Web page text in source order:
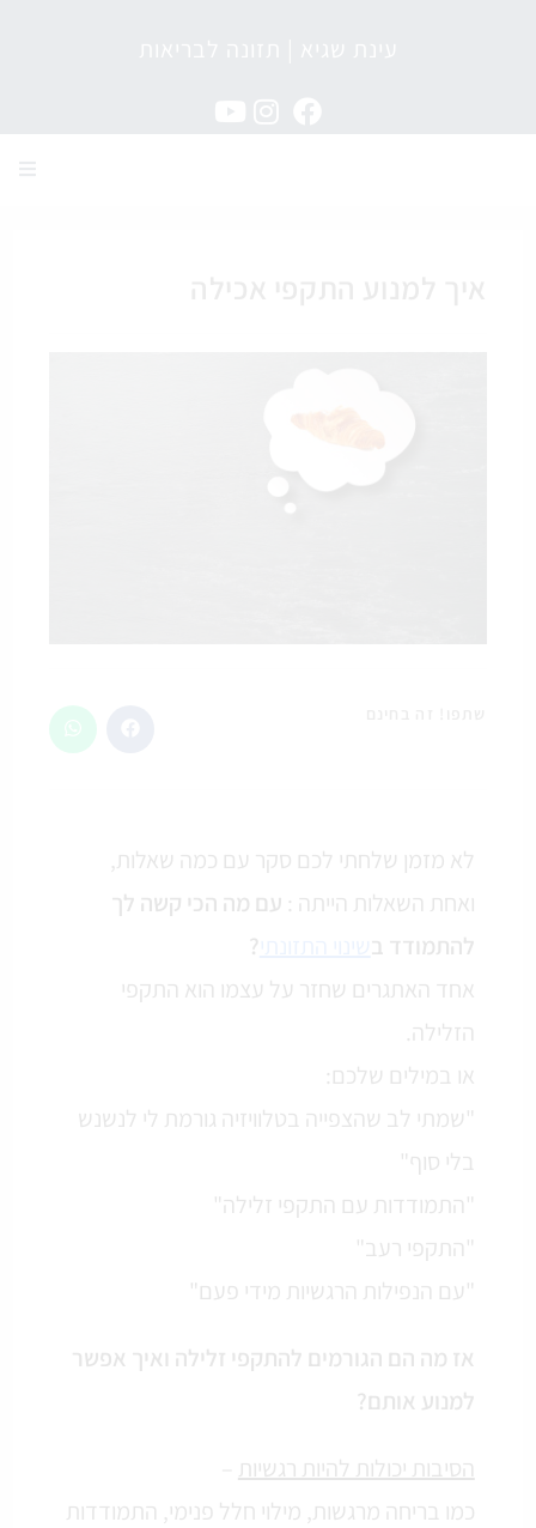
לא מזמן שלחתי לכם סקר עם כמה שאלות,
ואחת השאלות הייתה : עם מה הכי קשה לך
להתמודד ב
?
אחד האתגרים שחזר על עצמו הוא התקפי
הזלילה.
או במילים שלכם:
"שמתי לב שהצפייה בטלוויזיה גורמת לי לנשנש
בלי סוף"
"התמודדות עם התקפי זלילה"
"התקפי רעב"
"עם הנפילות הרגשיות מידי פעם"
אז מה הם הגורמים להתקפי זלילה ואיך אפשר
למנוע אותם?
הסיבות יכולות להיות רגשיות
כמו בריחה מרגשות, מילוי חלל פנימי, התמודדות